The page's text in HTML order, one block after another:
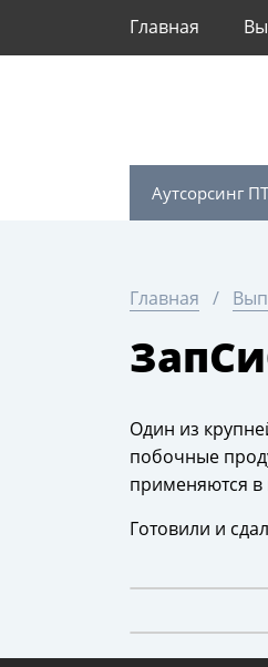
Главная
Аутсорсинг
Главная
Один из
побочные
применяются
Готовили и